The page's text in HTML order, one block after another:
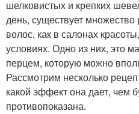
шелковистых и крепких
день, существует
волос, как в салонах
условиях. Одно из них, это
перцем, которую можно
Рассмотрим несколько
какой эффект она дает, чем
противопоказана.